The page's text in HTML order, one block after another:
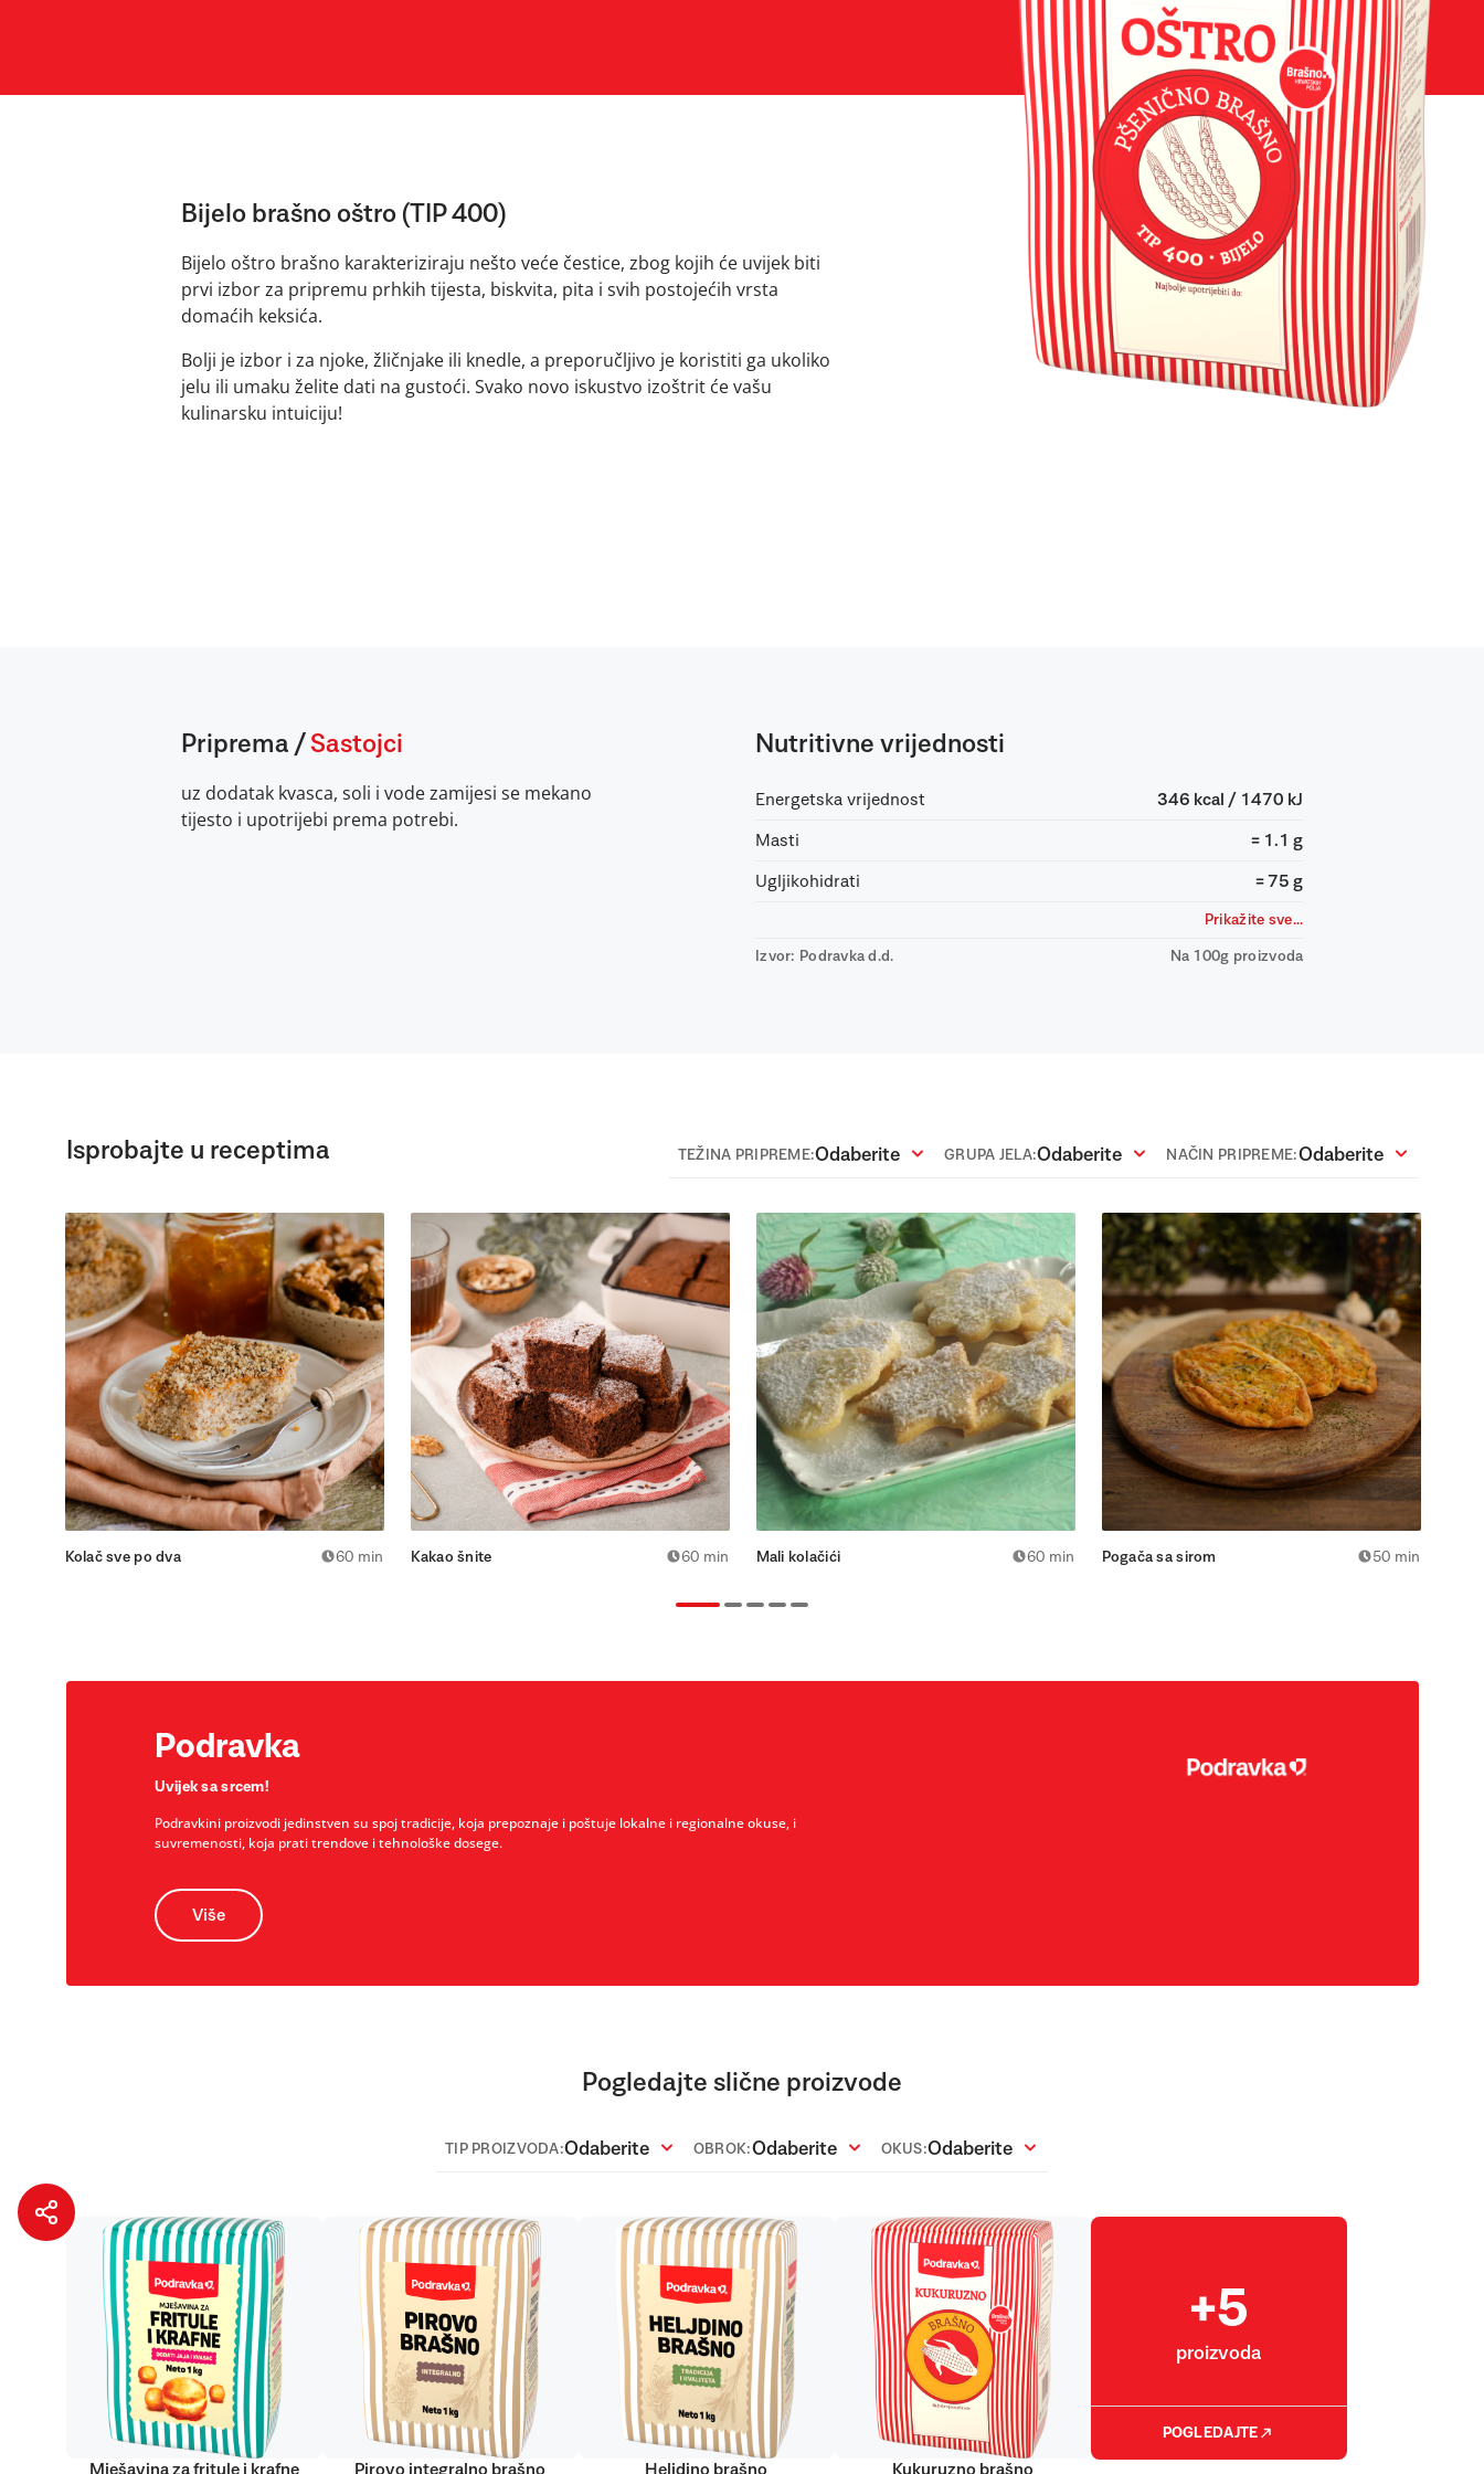
Bijelo brašno oštro (TIP 400)
Bijelo oštro brašno karakteriziraju nešto veće čestice, zbog kojih će uvijek biti
prvi izbor za pripremu prhkih tijesta, biskvita, pita i svih postojećih vrsta
domaćih keksića.
Bolji je izbor i za njoke, žličnjake ili knedle, a preporučljivo je koristiti ga ukoliko
jelu ili umaku želite dati na gustoći. Svako novo iskustvo izoštrit će vašu
kulinarsku intuiciju!
Priprema / Sastojci
uz dodatak kvasca, soli i vode zamijesi se mekano
tijesto i upotrijebi prema potrebi.
Nutritivne vrijednosti
Energetska vrijednost 346 kcal / 1470 kJ
Masti = 1.1 g
Ugljikohidrati = 75 g
Prikažite sve...
Izvor: Podravka d.d. Na 100g proizvoda
Isprobajte u receptima TEŽINA PRIPREME:Odaberite GRUPA JELA:Odaberite NAČIN PRIPREME:Odaberite
Kolač sve po dva 60 min Kakao šnite 60 min Mali kolačići 60 min Pogača sa sirom 50 min
Podravka
Uvijek sa srcem!
Podravkini proizvodi jedinstven su spoj tradicije, koja prepoznaje i poštuje lokalne i regionalne okuse, i
suvremenosti, koja prati trendove i tehnološke dosege.
Više
Pogledajte slične proizvode
TIP PROIZVODA:Odaberite OBROK:Odaberite OKUS:Odaberite
Mješavina za fritule i krafne Pirovo integralno brašno Heljdino brašno Kukuruzno brašno
+5
proizvoda
POGLEDAJTE